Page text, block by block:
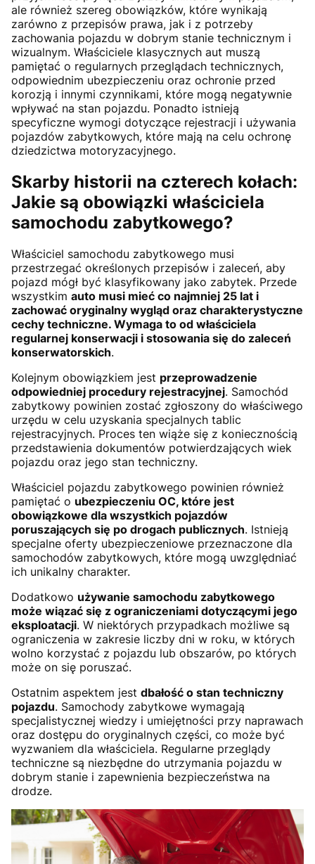
ale również szereg obowiązków, które wynikają
zarówno z przepisów prawa, jak i z potrzeby
zachowania pojazdu w dobrym stanie technicznym i
wizualnym. Właściciele klasycznych aut muszą
pamiętać o regularnych przeglądach technicznych,
odpowiednim ubezpieczeniu oraz ochronie przed
korozją i innymi czynnikami, które mogą negatywnie
wpływać na stan pojazdu. Ponadto istnieją
specyficzne wymogi dotyczące rejestracji i używania
pojazdów zabytkowych, które mają na celu ochronę
dziedzictwa motoryzacyjnego.
Skarby historii na czterech kołach:
Jakie są obowiązki właściciela
samochodu zabytkowego?
Właściciel samochodu zabytkowego musi
przestrzegać określonych przepisów i zaleceń, aby
pojazd mógł być klasyfikowany jako zabytek. Przede
wszystkim auto musi mieć co najmniej 25 lat i
zachować oryginalny wygląd oraz charakterystyczne
cechy techniczne. Wymaga to od właściciela
regularnej konserwacji i stosowania się do zaleceń
konserwatorskich.
Kolejnym obowiązkiem jest przeprowadzenie
odpowiedniej procedury rejestracyjnej. Samochód
zabytkowy powinien zostać zgłoszony do właściwego
urzędu w celu uzyskania specjalnych tablic
rejestracyjnych. Proces ten wiąże się z koniecznością
przedstawienia dokumentów potwierdzających wiek
pojazdu oraz jego stan techniczny.
Właściciel pojazdu zabytkowego powinien również
pamiętać o ubezpieczeniu OC, które jest
obowiązkowe dla wszystkich pojazdów
poruszających się po drogach publicznych. Istnieją
specjalne oferty ubezpieczeniowe przeznaczone dla
samochodów zabytkowych, które mogą uwzględniać
ich unikalny charakter.
Dodatkowo używanie samochodu zabytkowego
może wiązać się z ograniczeniami dotyczącymi jego
eksploatacji. W niektórych przypadkach możliwe są
ograniczenia w zakresie liczby dni w roku, w których
wolno korzystać z pojazdu lub obszarów, po których
może on się poruszać.
Ostatnim aspektem jest dbałość o stan techniczny
pojazdu. Samochody zabytkowe wymagają
specjalistycznej wiedzy i umiejętności przy naprawach
oraz dostępu do oryginalnych części, co może być
wyzwaniem dla właściciela. Regularne przeglądy
techniczne są niezbędne do utrzymania pojazdu w
dobrym stanie i zapewnienia bezpieczeństwa na
drodze.